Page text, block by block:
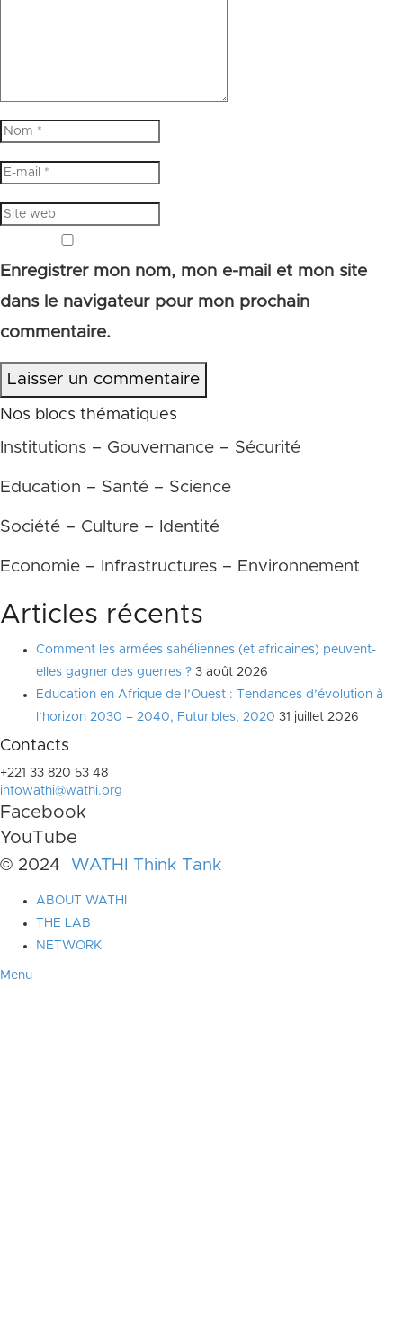
Enregistrer mon nom, mon e-mail et mon site
dans le navigateur pour mon prochain
commentaire.
Laisser un commentaire
Nos blocs thématiques
Institutions – Gouvernance – Sécurité
Education – Santé – Science
Société – Culture – Identité
Economie – Infrastructures – Environnement
Articles récents
Comment les armées sahéliennes (et africaines) peuvent-
elles gagner des guerres ? 3 août 2026
Éducation en Afrique de l’Ouest : Tendances d’évolution à
l’horizon 2030 – 2040, Futuribles, 2020 31 juillet 2026
Contacts
+221 33 820 53 48
infowathi@wathi.org
Facebook
YouTube
© 2024 WATHI Think Tank
ABOUT WATHI
THE LAB
NETWORK
Menu